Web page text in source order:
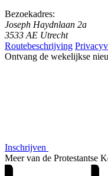
Bezoekadres:
Joseph Haydnlaan 2a
3533 AE Utrecht
Routebeschrijving
Ontvang de wekelijkse
Inschrijven
Meer van de Protestantse